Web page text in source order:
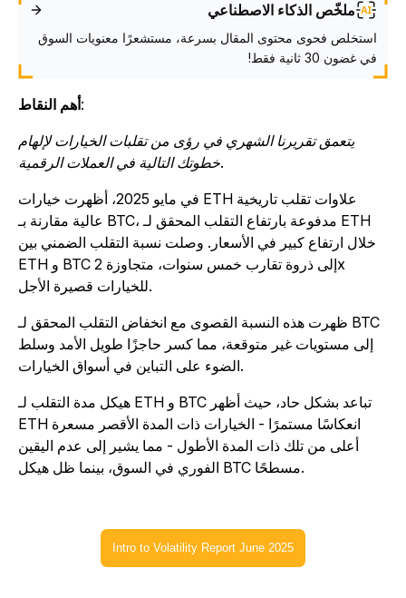
ملخّص الذكاء الاصطناعي
استخلص فحوى محتوى المقال بسرعة، مستشعرًا معنويات السوق
في غضون 30 ثانية فقط!
أهم النقاط
يتعمق تقريرنا الشهري في رؤى من تقلبات الخيارات لإلهام
في مايو 2025، أظهرت خيارات ETH علاوات تقلب تاريخية
عالية مقارنة بـ BTC، مدفوعة بارتفاع التقلب المحقق لـ ETH
خلال ارتفاع كبير في الأسعار. وصلت نسبة التقلب الضمني بين
ETH و BTC إلى ذروة تقارب خمس سنوات، متجاوزة 2x
ظهرت هذه النسبة القصوى مع انخفاض التقلب المحقق لـ BTC
إلى مستويات غير متوقعة، مما كسر حاجزًا طويل الأمد وسلط
هيكل مدة التقلب لـ ETH و BTC تباعد بشكل حاد، حيث أظهر
ETH انعكاسًا مستمرًا - الخيارات ذات المدة الأقصر مسعرة
أعلى من تلك ذات المدة الأطول - مما يشير إلى عدم اليقين
Intro to Volatility Report June 2025